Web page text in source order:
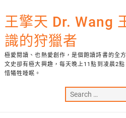
to
content
王擎天 Dr. Wang
識的狩獵者
極愛閱讀、也熱愛創作，是個飽讀詩書的全
文史卻有極大興趣，每天晚上11點到凌晨2
惜犧牲睡眠。